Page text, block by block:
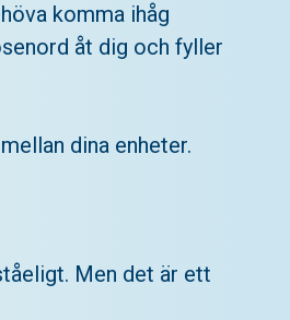
komma ihåg
åt dig och fyller
dina enheter.
Men det är ett